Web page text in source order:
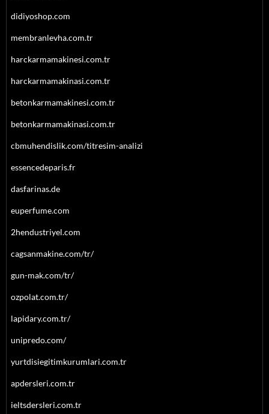
didiyoshop.com
membranlevha.com.tr
harckarmamakinesi.com.tr
harckarmamakinasi.com.tr
betonkarmamakinesi.com.tr
betonkarmamakinasi.com.tr
cbmuhendislik.com/titresim-analizi
essencedeparis.fr
dasfarinas.de
euperfume.com
2hendustriyel.com
cagsanmakine.com/tr/
gun-mak.com/tr/
ozpolat.com.tr/
lapidary.com.tr/
unipredo.com/
yurtdisiegitimkurumlari.com.tr
apdersleri.com.tr
ieltsdersleri.com.tr